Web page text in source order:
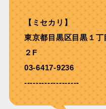
【ミセカリ】
東京都目黒区目黒１
２F
03-6417-9236
-------------------